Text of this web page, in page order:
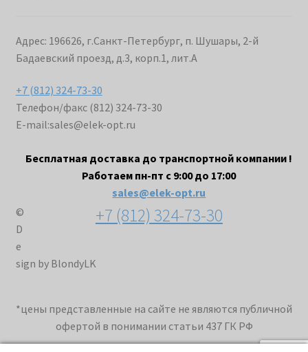
Адрес: 196626, г.Санкт-Петербург, п. Шушары, 2-й
Бадаевский проезд, д.3, корп.1, лит.А
+7 (812) 324-73-30
Телефон/факс (812) 324-73-30
E-mail:sales@elek-opt.ru
Бесплатная доставка до транспортной компании !
Работаем пн-пт с 9:00 до 17:00
sales@elek-opt.ru
+7 (812) 324-73-30
©
D
e
sign by BlondyLK
*цены представленные на сайте не являются публичной
офертой в понимании статьи 437 ГК РФ